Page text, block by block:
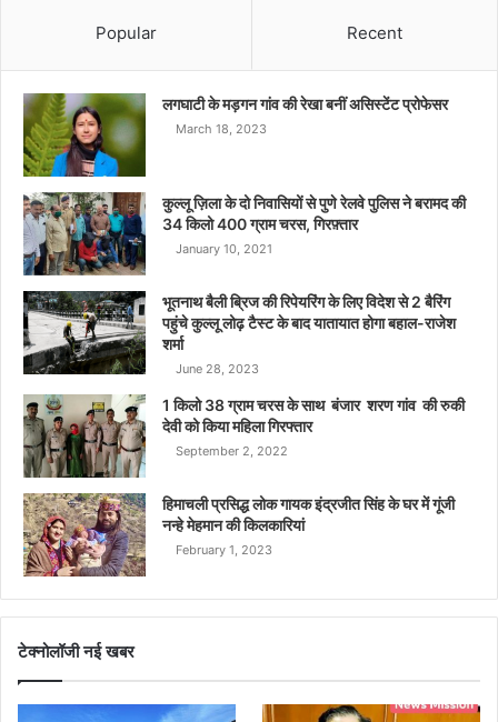
Popular Recent
लगघाटी के मड़गन गांव की रेखा बनीं असिस्टेंट प्रोफेसर
March 18, 2023
कुल्लू ज़िला के दो निवासियों से पुणे रेलवे पुलिस ने बरामद की
34 किलो 400 ग्राम चरस, गिरफ़्तार
January 10, 2021
भूतनाथ बैली ब्रिज की रिपेयरिंग के लिए विदेश से 2 बैरिंग
पहुंचे कुल्लू लोढ़ टैस्ट के बाद यातायात होगा बहाल-राजेश
शर्मा
June 28, 2023
1 किलो 38 ग्राम चरस के साथ बंजार शरण गांव की रुकी
देवी को किया महिला गिरफ्तार
September 2, 2022
हिमाचली प्रसिद्ध लोक गायक इंद्रजीत सिंह के घर में गूंजी
नन्हे मेहमान की किलकारियां
February 1, 2023
टेक्नोलॉजी नई खबर